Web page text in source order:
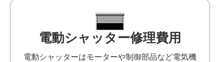
電動シャッター修理費用
電動シャッターはモーターや制御部品など電気機